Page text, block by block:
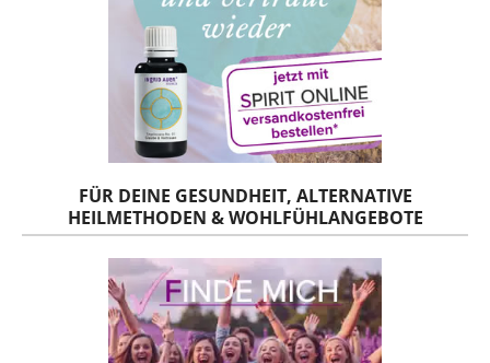
FÜR DEINE GESUNDHEIT, ALTERNATIVE
HEILMETHODEN & WOHLFÜHLANGEBOTE